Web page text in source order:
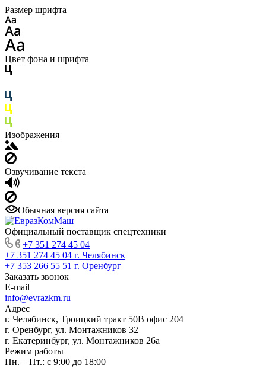
Размер шрифта
Цвет фона и шрифта
Изображения
Озвучивание текста
Обычная версия сайта
Официальный поставщик спецтехники
+7 351 274 45 04
+7 351 274 45 04 г. Челябинск
+7 353 266 55 51 г. Оренбург
Заказать звонок
E-mail
info@evrazkm.ru
Адрес
г. Челябинск, Троицкий тракт 50В офис 204
г. Оренбург, ул. Монтажников 32
г. Екатеринбург, ул. Монтажников 26а
Режим работы
Пн. – Пт.: с 9:00 до 18:00